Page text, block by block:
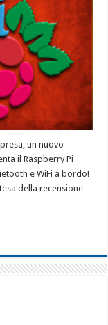
un nuovo
il Raspberry Pi
e WiFi a bordo!
della recensione